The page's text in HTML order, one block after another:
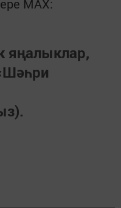
MАХ:
яңалыклар,